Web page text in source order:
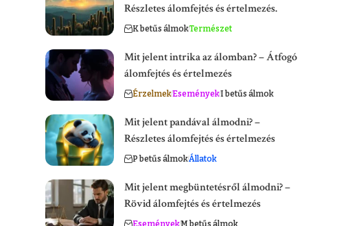
Részletes álomfejtés és értelmezés.
K betűs álmokTermészet
Mit jelent intrika az álomban? – Átfogó
álomfejtés és értelmezés
ÉrzelmekEseményekI betűs álmok
Mit jelent pandával álmodni? –
Részletes álomfejtés és értelmezés
P betűs álmokÁllatok
Mit jelent megbüntetésről álmodni? –
Rövid álomfejtés és értelmezés
EseményekM betűs álmok